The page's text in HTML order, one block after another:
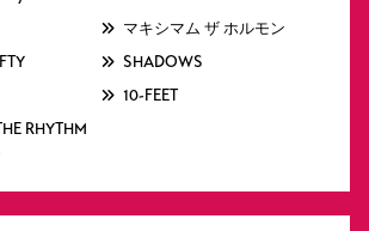
マキシマム ザ ホルモン
SHADOWS
10-FEET
RHYTHM